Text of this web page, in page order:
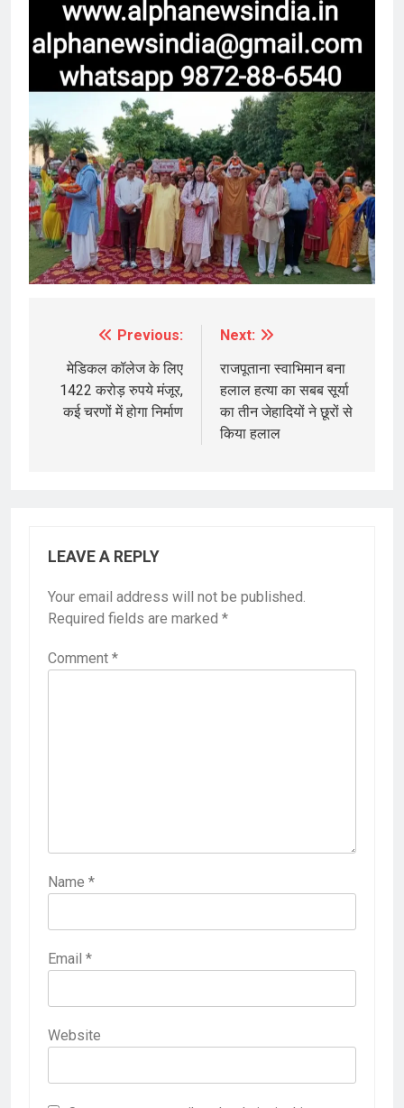
navigation
Previous:
मेडिकल कॉलेज के लिए
1422 करोड़ रुपये मंजूर,
कई चरणों में होगा निर्माण
Next:
राजपूताना स्वाभिमान बना
हलाल हत्या का सबब सूर्या
का तीन जेहादियों ने छूरों से
किया हलाल
LEAVE A REPLY
Your email address will not be published.
Required fields are marked *
Comment *
Name *
Email *
Website